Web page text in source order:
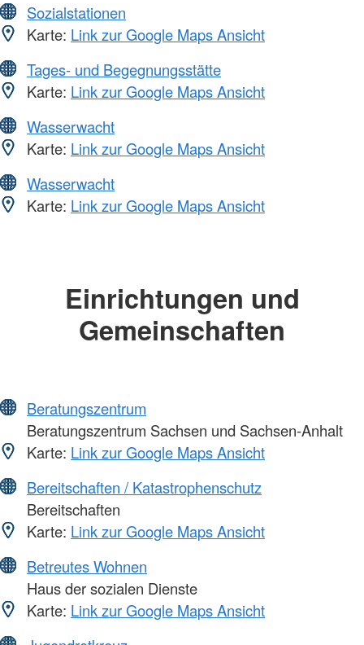
Sozialstationen
Karte: Link zur Google Maps Ansicht
Tages- und Begegnungsstätte
Karte: Link zur Google Maps Ansicht
Wasserwacht
Karte: Link zur Google Maps Ansicht
Wasserwacht
Karte: Link zur Google Maps Ansicht
Einrichtungen und
Gemeinschaften
Beratungszentrum
Beratungszentrum Sachsen und Sachsen-Anhalt
Karte: Link zur Google Maps Ansicht
Bereitschaften / Katastrophenschutz
Bereitschaften
Karte: Link zur Google Maps Ansicht
Betreutes Wohnen
Haus der sozialen Dienste
Karte: Link zur Google Maps Ansicht